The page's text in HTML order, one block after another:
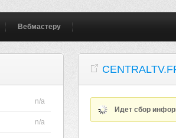
Вебмастеру
n/a
n/a
Идет сбор